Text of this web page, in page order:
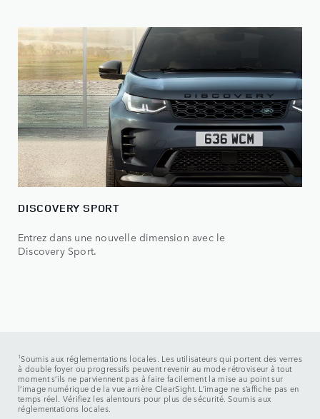
DISCOVERY SPORT
Entrez dans une nouvelle dimension avec le
Discovery Sport.
1Soumis aux réglementations locales. Les utilisateurs qui portent des verres
à double foyer ou progressifs peuvent revenir au mode rétroviseur à tout
moment s’ils ne parviennent pas à faire facilement la mise au point sur
l’image numérique de la vue arrière ClearSight. L’image ne s’affiche pas en
temps réel. Vérifiez les alentours pour plus de sécurité. Soumis aux
réglementations locales.